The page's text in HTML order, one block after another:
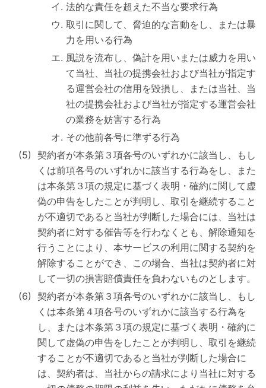
法的な責任を超えた不当な要求行為
取引に関して、脅迫的な言動をし、または暴
力を用いる行為
風説を流布し、偽計を用いまたは威力を用い
て当社、当社の提携会社および当社が指定す
る運営会社の信用を毀損し、または当社、当
社の提携会社および当社が指定する運営会社
の業務を妨害する行為
その他前各号に準ずる行為
契約者が本条第３項各号のいずれかに該当し、もし
くは前項各号のいずれかに該当する行為をし、また
は本条第３項の規定に基づく表明・確約に関して虚
偽の申告をしたことが判明し、取引を継続すること
が不適切であると当社が判断した場合には、当社は
契約者に対する催告等を行わなくとも、解除通知を
行うことにより、本サービスの利用に関する契約を
解除することができ、この場合、当社は契約者に対
して一切の損害賠償責任を負わないものとします。
契約者が本条第３項各号のいずれかに該当し、もし
くは本条第４項各号のいずれかに該当する行為を
し、または本条第３項の規定に基づく表明・確約に
関して虚偽の申告をしたことが判明し、取引を継続
することが不適切であると当社が判断した場合に
は、契約者は、当社からの請求により当社に対する